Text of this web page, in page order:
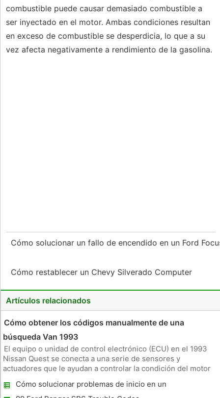
combustible puede causar demasiado combustible a
ser inyectado en el motor. Ambas condiciones resultan
en exceso de combustible se desperdicia, lo que a su
vez afecta negativamente a rendimiento de la gasolina.
Cómo solucionar un fallo de encendido en un Ford
Cómo restablecer un Chevy Silverado Computer
Artículos relacionados
Cómo obtener los códigos manualmente de una
búsqueda Van 1993
El equipo o unidad de control electrónico (ECU) en el 1993
Nissan Quest se conecta a una serie de sensores y
actuadores que le ayudan a controlar la condición del motor
rendimiento del motor . Además, la ECU puede detectar
Cómo solucionar problemas de inicio en un